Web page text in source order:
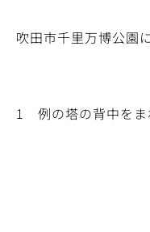
吹田市千里万博公園
1 例の塔の背中をま